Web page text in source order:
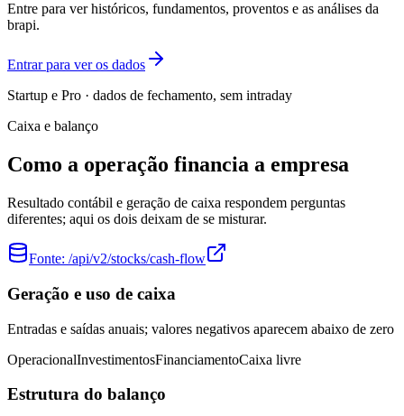
Entre para ver históricos, fundamentos, proventos e as análises da
brapi.
Entrar para ver os dados
Startup e Pro · dados de fechamento, sem intraday
Caixa e balanço
Como a operação financia a empresa
Resultado contábil e geração de caixa respondem perguntas
diferentes; aqui os dois deixam de se misturar.
Fonte: /api/v2/stocks/cash-flow
Geração e uso de caixa
Entradas e saídas anuais; valores negativos aparecem abaixo de zero
OperacionalInvestimentosFinanciamentoCaixa livre
Estrutura do balanço